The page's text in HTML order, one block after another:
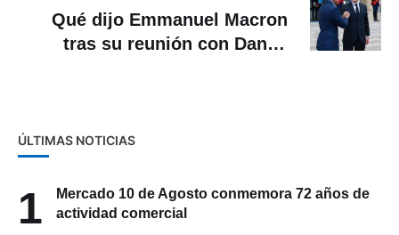
Qué dijo Emmanuel Macron
tras su reunión con Daniel
ÚLTIMAS NOTICIAS
1
Mercado 10 de Agosto conmemora 72 años de
actividad comercial